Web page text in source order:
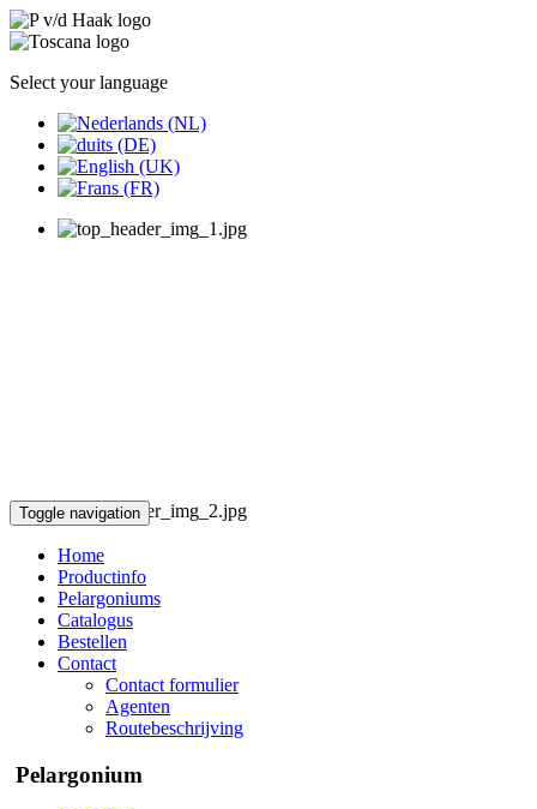
Select your language
Toggle navigation
Home
Productinfo
Pelargoniums
Catalogus
Bestellen
Contact
Contact formulier
Agenten
Routebeschrijving
Pelargonium